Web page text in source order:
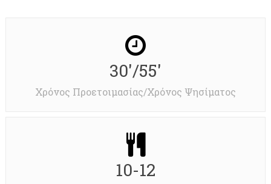
30'/55'
Χρόνος Προετοιμασίας/Χρόνος Ψησίματος
10-12